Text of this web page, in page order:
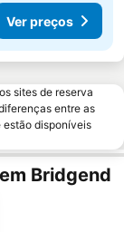
Ver preços
sites de reserva
entre as
estão disponíveis
Bridgend